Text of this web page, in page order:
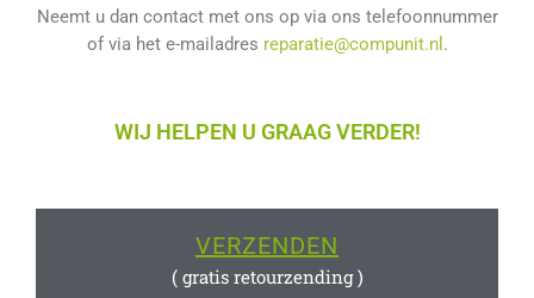
Neemt u dan contact met ons op via ons telefoonnummer
of via het e-mailadres reparatie@compunit.nl .
WIJ HELPEN U GRAAG VERDER!
VERZENDEN
( gratis retourzending )